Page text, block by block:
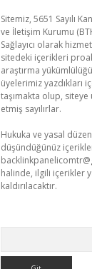
Sitemiz, 5651 Sayılı
ve İletişim Kurumu
Sağlayıcı olarak
sitedeki içerikleri
araştırma
üyelerimiz yazdıkları
taşımakta olup,
etmiş sayılırlar.
Hukuka ve yasal
düşündüğünüz
halinde, ilgili içerikler
kaldırılacaktır.